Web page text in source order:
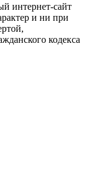
интернет-сайт
и ни при
кодекса